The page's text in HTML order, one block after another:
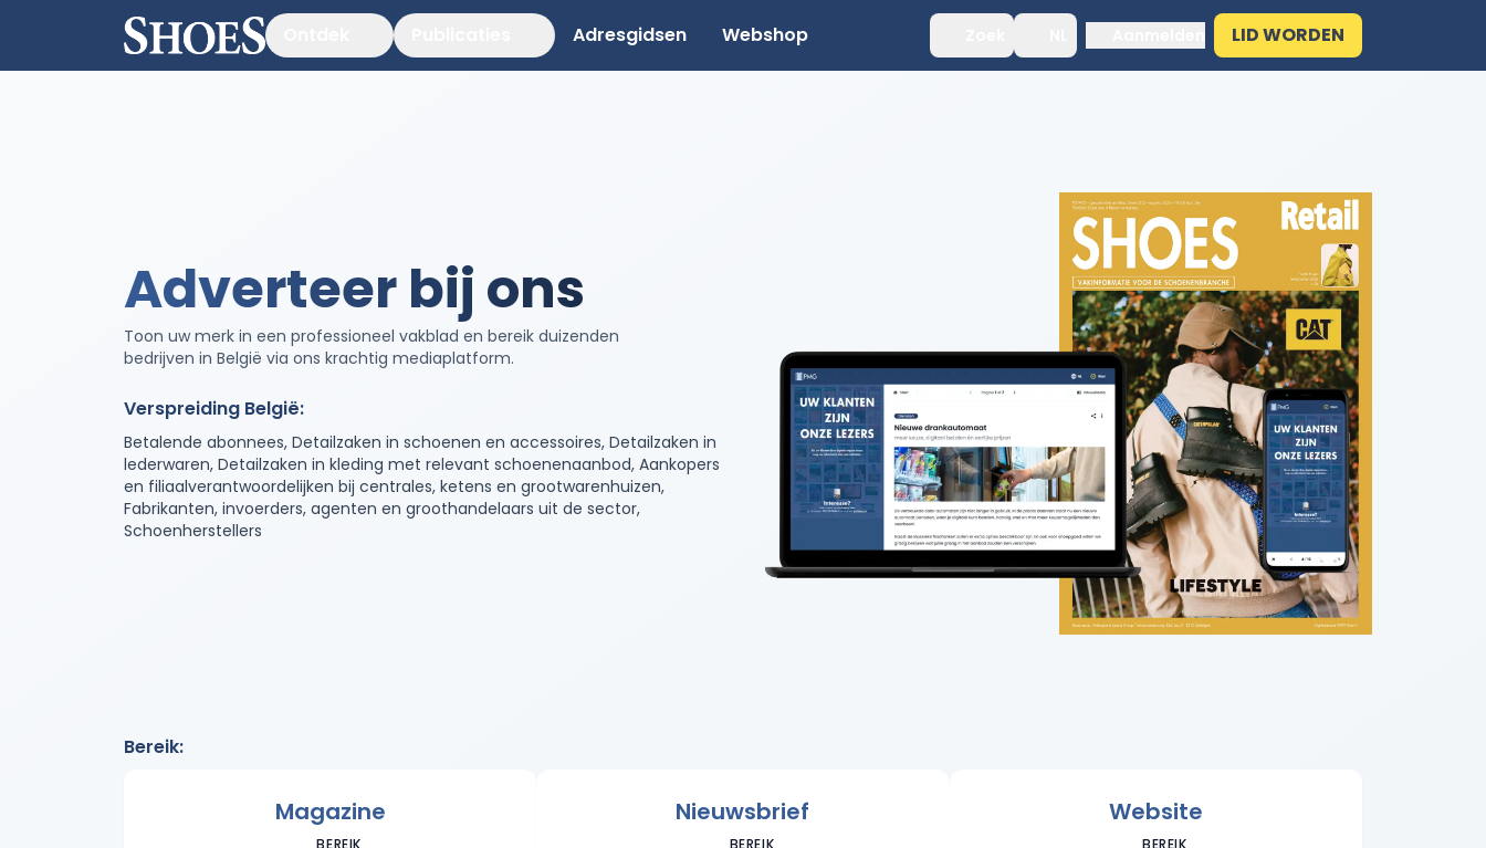
Adresgidsen Webshop LID WORDEN
Adverteer bij ons
Toon uw merk in een professioneel vakblad en bereik duizenden
bedrijven in België via ons krachtig mediaplatform.
Verspreiding België:
Betalende abonnees, Detailzaken in schoenen en accessoires, Detailzaken in
lederwaren, Detailzaken in kleding met relevant schoenenaanbod, Aankopers
en filiaalverantwoordelijken bij centrales, ketens en grootwarenhuizen,
Fabrikanten, invoerders, agenten en groothandelaars uit de sector,
Schoenherstellers
Bereik:
Magazine
BEREIK
Nieuwsbrief
BEREIK
Website
BEREIK